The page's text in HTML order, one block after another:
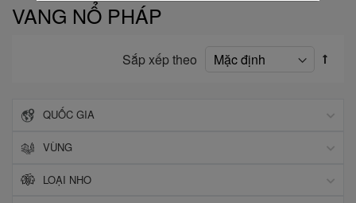
VANG NỔ PHÁP
Sắp xếp theo
QUỐC GIA
VÙNG
LOẠI NHO